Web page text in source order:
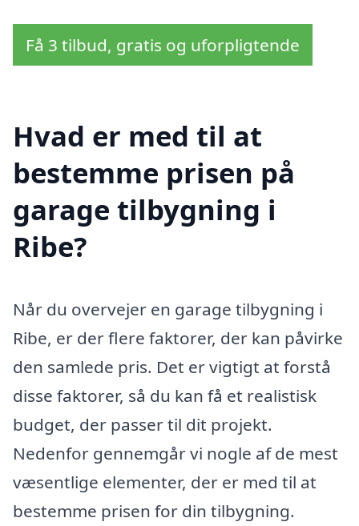
Få 3 tilbud, gratis og uforpligtende
Hvad er med til at
bestemme prisen på
garage tilbygning i
Ribe?
Når du overvejer en garage tilbygning i
Ribe, er der flere faktorer, der kan påvirke
den samlede pris. Det er vigtigt at forstå
disse faktorer, så du kan få et realistisk
budget, der passer til dit projekt.
Nedenfor gennemgår vi nogle af de mest
væsentlige elementer, der er med til at
bestemme prisen for din tilbygning.